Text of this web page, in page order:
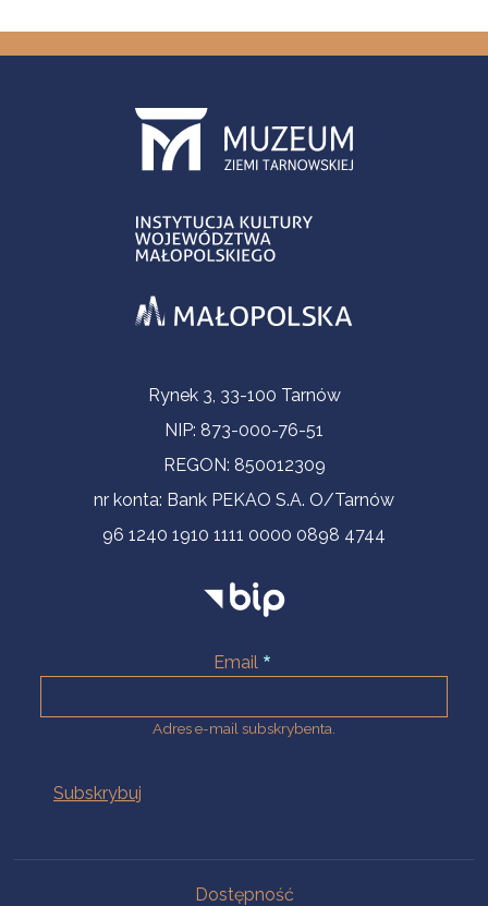
Informacje kontaktoweRynek 3, 33-100 Tarnów
NIP: 873-000-76-51
REGON: 850012309
nr konta: Bank PEKAO S.A. O/Tarnów
96 1240 1910 1111 0000 0898 4744
Email
Adres e-mail subskrybenta.
Dostępność